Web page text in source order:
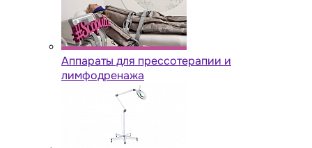
Аппараты для прессотерапии и
лимфодренажа